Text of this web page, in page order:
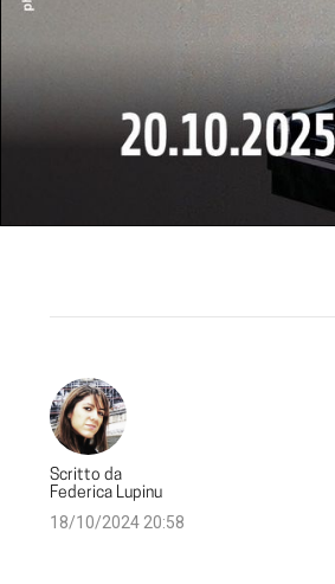
Scritto da
Federica Lupinu
18/10/2024 20:58